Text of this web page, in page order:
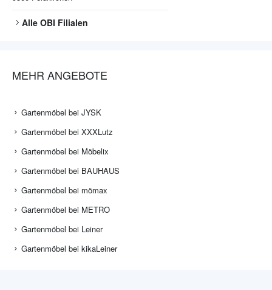
Alle OBI Filialen
MEHR ANGEBOTE
Gartenmöbel bei JYSK
Gartenmöbel bei XXXLutz
Gartenmöbel bei Möbelix
Gartenmöbel bei BAUHAUS
Gartenmöbel bei mömax
Gartenmöbel bei METRO
Gartenmöbel bei Leiner
Gartenmöbel bei kikaLeiner